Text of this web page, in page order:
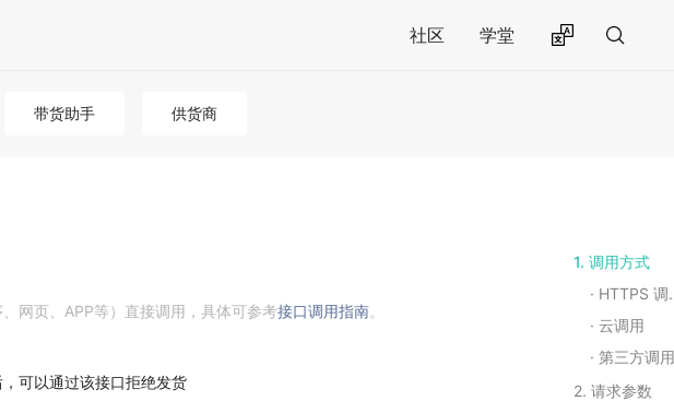
社区 学堂
带货助手 供货商
网页、APP等）直接调用，具体可参考接口调用指南。
可以通过该接口拒绝发货
1. 调用方式
HTTPS 调用
云调用
第三方调用
2. 请求参数